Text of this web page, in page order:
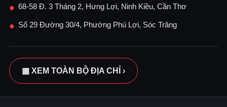
● 68-58 Đ. 3 Tháng 2, Hưng Lợi, Ninh Kiều, Cần Thơ
● Số 29 Đường 30/4, Phường Phú Lợi, Sóc Trăng
▦ XEM TOÀN BỘ ĐỊA CHỈ ›